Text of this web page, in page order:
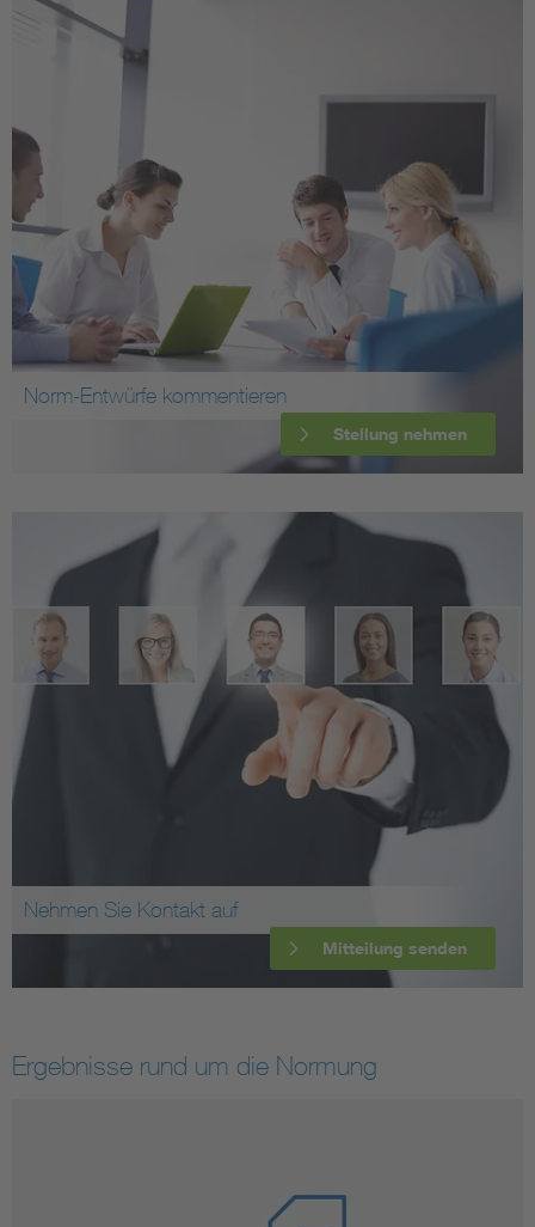
Norm-Entwürfe kommentieren
Stellung nehmen
Nehmen Sie Kontakt auf
Mitteilung senden
Ergebnisse rund um die Normung